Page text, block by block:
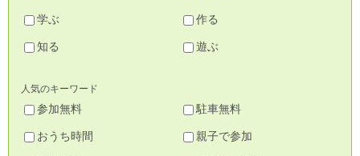
学ぶ 作る
知る 遊ぶ
人気のキーワード
参加無料 駐車無料
おうち時間 親子で参加